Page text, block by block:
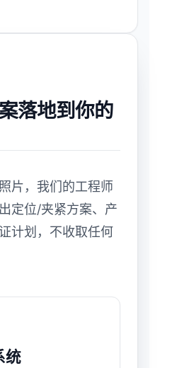
落地到你的
片，我们的工程师
定位/夹紧方案、产
计划，不收取任何
统